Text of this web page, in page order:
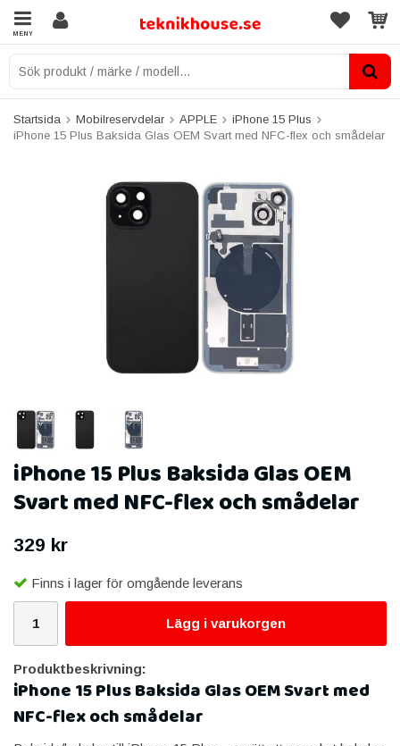
MENY
Startsida Mobilreservdelar APPLE
iPhone 15 Plus
iPhone 15 Plus Baksida Glas OEM Svart med NFC-flex och smådelar
iPhone 15 Plus Baksida Glas OEM
Svart med NFC-flex och smådelar
329 kr
Finns i lager för omgående leverans
Lägg i varukorgen
Produktbeskrivning:
iPhone 15 Plus Baksida Glas OEM Svart med
NFC-flex och smådelar